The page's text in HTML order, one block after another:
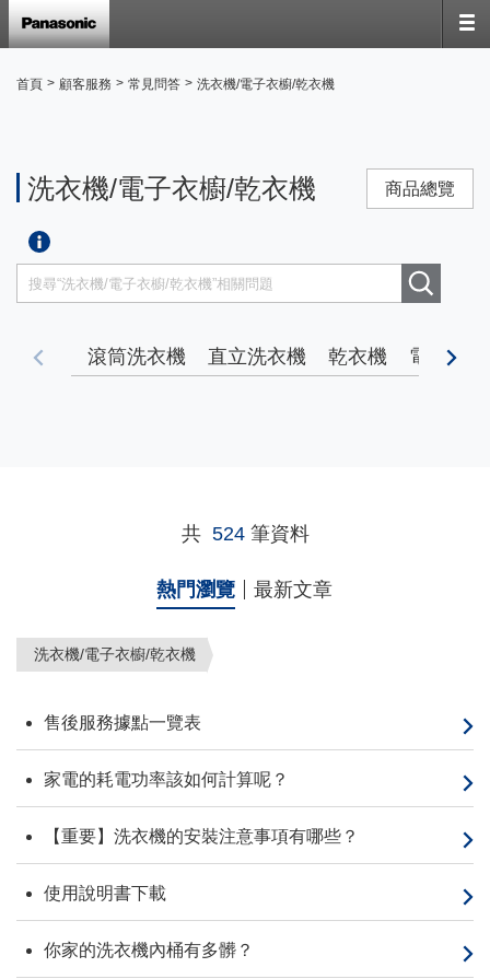
首頁 > 顧客服務 > 常見問答 > 洗衣機/電子衣櫥/乾衣機
洗衣機/電子衣櫥/乾衣機 商品總覽
滾筒洗衣機 直立洗衣機 乾衣機 電子衣櫥
共 524 筆資料
熱門瀏覽 最新文章
洗衣機/電子衣櫥/乾衣機
售後服務據點一覽表
家電的耗電功率該如何計算呢？
【重要】洗衣機的安裝注意事項有哪些？
使用說明書下載
你家的洗衣機內桶有多髒？